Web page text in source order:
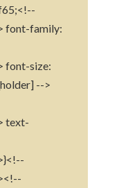
font-family:
font-size:
-->
text-